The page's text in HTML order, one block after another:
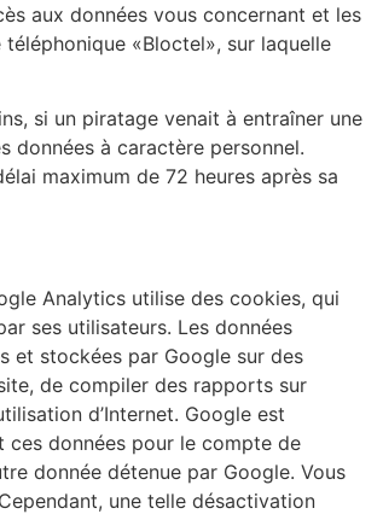
aux données vous concernant et les
«Bloctel», sur laquelle
si un piratage venait à entraîner une
données à caractère personnel.
maximum de 72 heures après sa
Analytics utilise des cookies, qui
ses utilisateurs. Les données
et stockées par Google sur des
de compiler des rapports sur
d’Internet. Google est
ces données pour le compte de
donnée détenue par Google. Vous
une telle désactivation